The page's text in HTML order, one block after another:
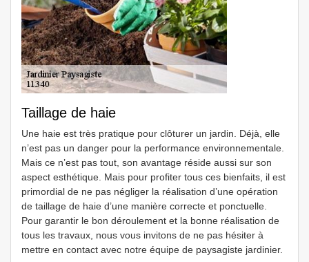
Taillage de haie
Une haie est très pratique pour clôturer un jardin. Déjà, elle
n’est pas un danger pour la performance environnementale.
Mais ce n’est pas tout, son avantage réside aussi sur son
aspect esthétique. Mais pour profiter tous ces bienfaits, il est
primordial de ne pas négliger la réalisation d’une opération
de taillage de haie d’une manière correcte et ponctuelle.
Pour garantir le bon déroulement et la bonne réalisation de
tous les travaux, nous vous invitons de ne pas hésiter à
mettre en contact avec notre équipe de paysagiste jardinier.